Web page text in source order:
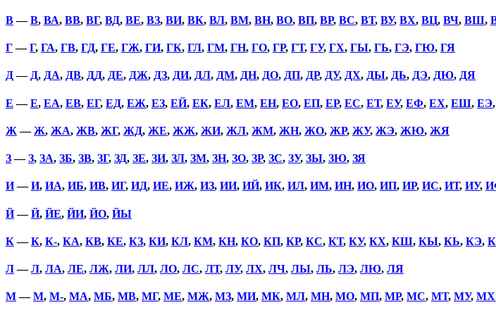
В—В, ВА, ВВ, ВГ, ВД, ВЕ, ВЗ, ВИ, ВК, ВЛ, ВМ, ВН, ВО, ВП, ВР, ВС, ВТ, ВУ, ВХ, ВЦ, ВЧ, ВШ,
Г—Г, ГА, ГВ, ГД, ГЕ, ГЖ, ГИ, ГК, ГЛ, ГМ, ГН, ГО, ГР, ГТ, ГУ, ГХ, ГЫ, ГЬ, ГЭ, ГЮ, ГЯ
Д— Д, ДА, ДВ, ДД, ДЕ, ДЖ, ДЗ, ДИ, ДЛ, ДМ, ДН, ДО, ДП, ДР, ДУ, ДХ, ДЫ, ДЬ, ДЭ, ДЮ, ДЯ
Е —Е, ЕА, ЕВ, ЕГ, ЕД, ЕЖ, ЕЗ, ЕЙ, ЕК, ЕЛ, ЕМ, ЕН, ЕО, ЕП, ЕР, ЕС, ЕТ, ЕУ, ЕФ, ЕХ, ЕШ, ЕЭ,
Ж —Ж, ЖА, ЖВ, ЖГ, ЖД, ЖЕ, ЖЖ, ЖИ, ЖЛ, ЖМ, ЖН, ЖО, ЖР, ЖУ, ЖЭ, ЖЮ, ЖЯ
З—З, ЗА, ЗБ, ЗВ, ЗГ, ЗД, ЗЕ, ЗИ, ЗЛ, ЗМ, ЗН, ЗО, ЗР, ЗС, ЗУ, ЗЫ, ЗЮ, ЗЯ
И—И, ИА, ИБ, ИВ, ИГ, ИД, ИЕ, ИЖ, ИЗ, ИИ, ИЙ, ИК, ИЛ, ИМ, ИН, ИО, ИП, ИР, ИС, ИТ, ИУ,
Й—Й, ЙЕ, ЙИ, ЙО, ЙЫ
К—К, К-, КА, КВ, КЕ, КЗ, КИ, КЛ, КМ, КН, КО, КП, КР, КС, КТ, КУ, КХ, КШ, КЫ, КЬ, КЭ,
Л—Л, ЛА, ЛЕ, ЛЖ, ЛИ, ЛЛ, ЛО, ЛС, ЛТ, ЛУ, ЛХ, ЛЧ, ЛЫ, ЛЬ, ЛЭ, ЛЮ, ЛЯ
М—М, М-, МА, МБ, МВ, МГ, МЕ, МЖ, МЗ, МИ, МК, МЛ, МН, МО, МП, МР, МС, МТ, МУ, МХ